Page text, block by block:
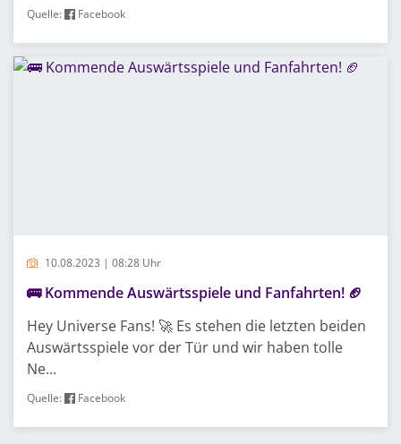
Quelle: Facebook
10.08.2023 | 08:28 Uhr
🚌 Kommende Auswärtsspiele und Fanfahrten! 🏈
Hey Universe Fans! 🚀 Es stehen die letzten beiden
Auswärtsspiele vor der Tür und wir haben tolle
Ne...
Quelle: Facebook